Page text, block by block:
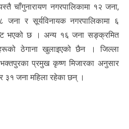
चाँगुनारायण नगरपालिकामा १२ जना,
जना र सूर्यविनायक नगरपालिकामा ६
भएको छ । अन्य १६ जना सङ्क्रमित
ठेगाना खुलाइएको छैन । जिल्ला
प्रमुख कृष्ण मिजारका अनुसार
जना महिला रहेका छन् ।